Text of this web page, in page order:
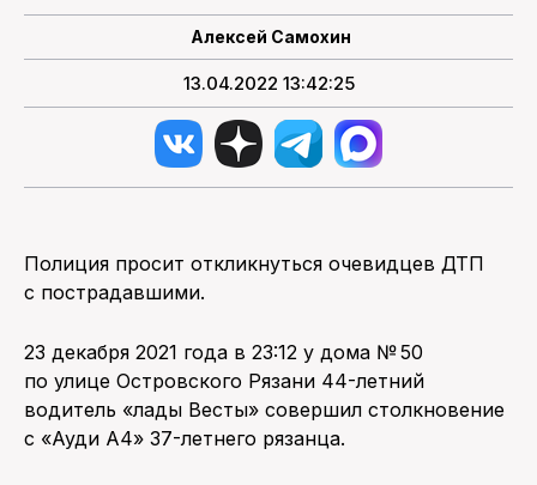
Алексей Самохин
13.04.2022 13:42:25
Полиция просит откликнуться очевидцев ДТП
с пострадавшими.
23 декабря 2021 года в 23:12 у дома № 50
по улице Островского Рязани 44-летний
водитель «лады Весты» совершил столкновение
с «Ауди А4» 37-летнего рязанца.